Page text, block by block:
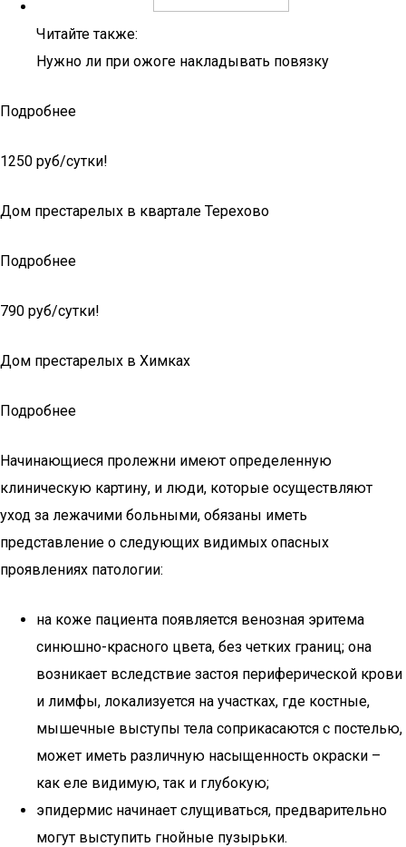
Читайте также:
Нужно ли при ожоге накладывать повязку
Подробнее
1250 руб/сутки!
Дом престарелых в квартале Терехово
Подробнее
790 руб/сутки!
Дом престарелых в Химках
Подробнее
Начинающиеся пролежни имеют определенную
клиническую картину, и люди, которые осуществляют
уход за лежачими больными, обязаны иметь
представление о следующих видимых опасных
проявлениях патологии:
на коже пациента появляется венозная эритема
синюшно-красного цвета, без четких границ; она
возникает вследствие застоя периферической крови
и лимфы, локализуется на участках, где костные,
мышечные выступы тела соприкасаются с постелью,
может иметь различную насыщенность окраски –
как еле видимую, так и глубокую;
эпидермис начинает слущиваться, предварительно
могут выступить гнойные пузырьки.